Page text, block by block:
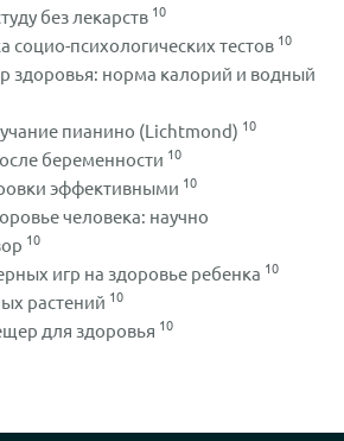
без лекарств 10
социо-психологических тестов 10
здоровья: норма калорий и водный
пианино (Lichtmond) 10
беременности 10
эффективными 10
человека: научно
10
игр на здоровье ребенка 10
растений 10
для здоровья 10